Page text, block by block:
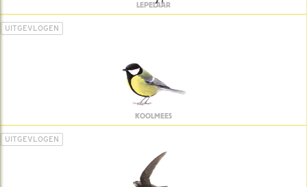
LEPELAAR
UITGEVLOGEN
KOOLMEES
UITGEVLOGEN